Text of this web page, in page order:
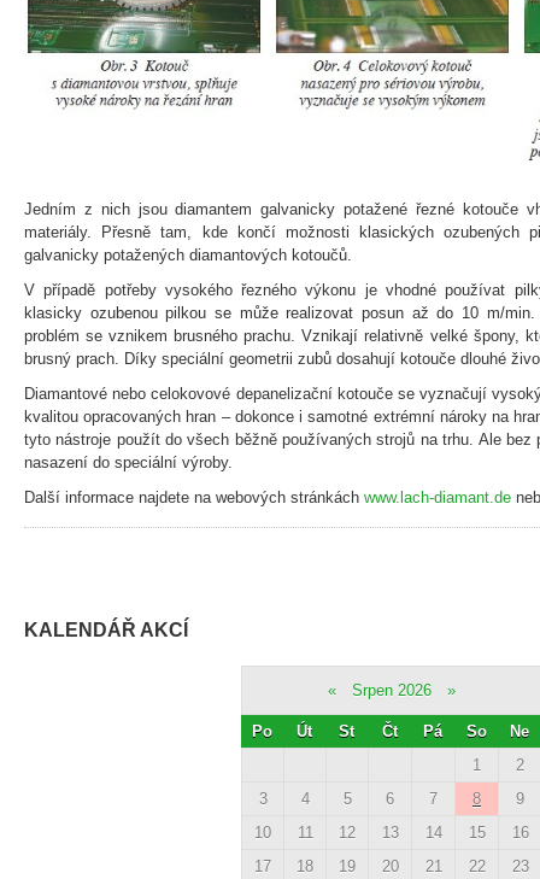
Jedním z nich jsou diamantem galvanicky potažené řezné kotouče
materiály. Přesně tam, kde končí možnosti klasických ozubených
galvanicky potažených diamantových kotoučů.
V případě potřeby vysokého řezného výkonu je vhodné používat
klasicky ozubenou pilkou se může realizovat posun až do 10 m/
problém se vznikem brusného prachu. Vznikají relativně velké špony,
brusný prach. Díky speciální geometrii zubů dosahují kotouče dlouhé
Diamantové nebo celokovové depanelizační kotouče se vyznačují
kvalitou opracovaných hran – dokonce i samotné extrémní nároky na
tyto nástroje použít do všech běžně používaných strojů na trhu. Ale bez
nasazení do speciální výroby.
Další informace najdete na webových stránkách www.lach-diamant.de
KALENDÁŘ AKCÍ
« Srpen 2026 »
Po Út St Čt Pá So
Ne
1
2
3
4 5 6 7 8
9
10
11 12 13 14 15
16
17
18 19 20 21 22
23